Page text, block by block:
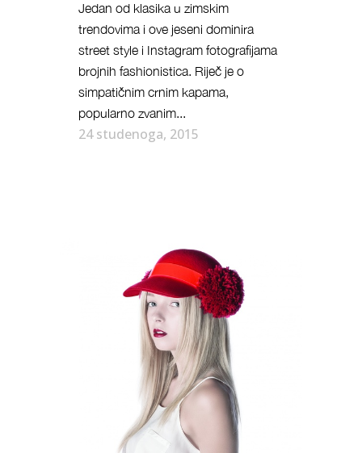
Jedan od klasika u zimskim
trendovima i ove jeseni dominira
street style i Instagram fotografijama
brojnih fashionistica. Riječ je o
simpatičnim crnim kapama,
popularno zvanim...
24 studenoga, 2015